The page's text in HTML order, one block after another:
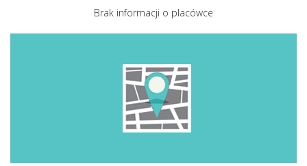
Brak informacji o placówce